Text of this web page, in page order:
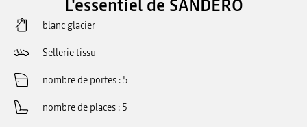
L'essentiel de SANDERO
blanc glacier
Sellerie tissu
nombre de portes 5
nombre de places 5